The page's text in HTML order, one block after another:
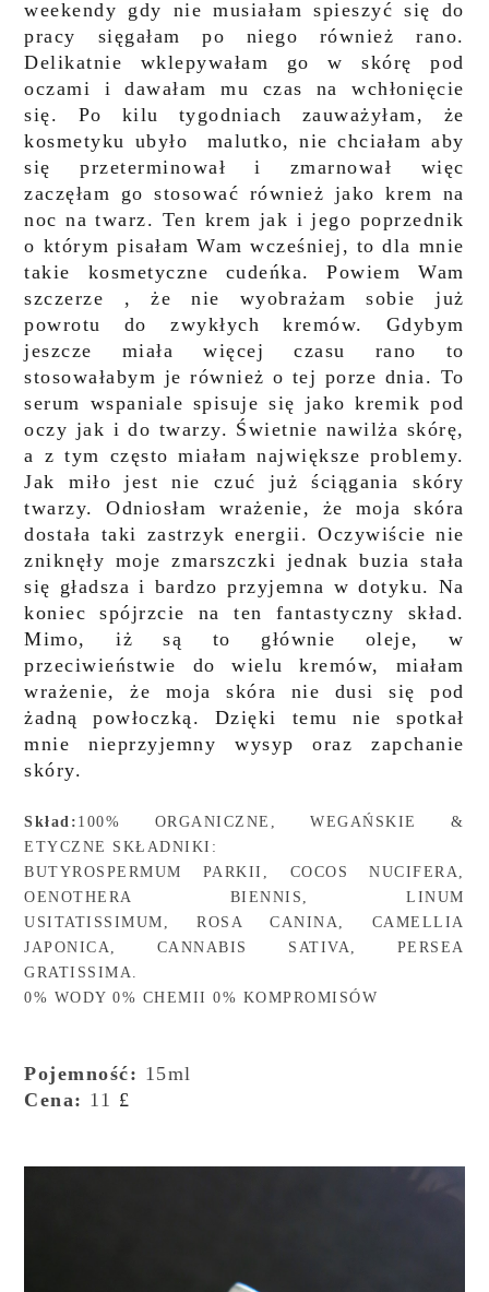
weekendy gdy nie musiałam spieszyć się do
pracy sięgałam po niego również rano.
Delikatnie wklepywałam go w skórę pod
oczami i dawałam mu czas na wchłonięcie
się. Po kilu tygodniach zauważyłam, że
kosmetyku ubyło malutko, nie chciałam aby
się przeterminował i zmarnował więc
zaczęłam go stosować również jako krem na
noc na twarz. Ten krem jak i jego poprzednik
o którym pisałam Wam wcześniej, to dla mnie
takie kosmetyczne cudeńka. Powiem Wam
szczerze , że nie wyobrażam sobie już
powrotu do zwykłych kremów. Gdybym
jeszcze miała więcej czasu rano to
stosowałabym je również o tej porze dnia. To
serum wspaniale spisuje się jako kremik pod
oczy jak i do twarzy. Świetnie nawilża skórę,
a z tym często miałam największe problemy.
Jak miło jest nie czuć już ściągania skóry
twarzy. Odniosłam wrażenie, że moja skóra
dostała taki zastrzyk energii. Oczywiście nie
zniknęły moje zmarszczki jednak buzia stała
się gładsza i bardzo przyjemna w dotyku. Na
koniec spójrzcie na ten fantastyczny skład.
Mimo, iż są to głównie oleje, w
przeciwieństwie do wielu kremów, miałam
wrażenie, że moja skóra nie dusi się pod
żadną powłoczką. Dzięki temu nie spotkał
mnie nieprzyjemny wysyp oraz zapchanie
skóry.
Skład: 100% ORGANICZNE, WEGAŃSKIE &
ETYCZNE SKŁADNIKI:
BUTYROSPERMUM PARKII, COCOS NUCIFERA,
OENOTHERA BIENNIS, LINUM
USITATISSIMUM, ROSA CANINA, CAMELLIA
JAPONICA, CANNABIS SATIVA, PERSEA
GRATISSIMA.
0% WODY 0% CHEMII 0% KOMPROMISÓW
Pojemność: 15ml
Cena: 11 £